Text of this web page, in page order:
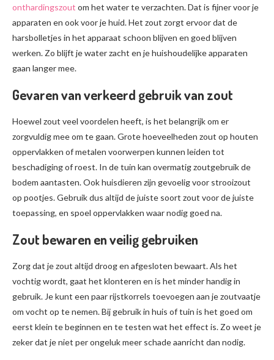
onthardingszout om het water te verzachten. Dat is fijner voor je
apparaten en ook voor je huid. Het zout zorgt ervoor dat de
harsbolletjes in het apparaat schoon blijven en goed blijven
werken. Zo blijft je water zacht en je huishoudelijke apparaten
gaan langer mee.
Gevaren van verkeerd gebruik van zout
Hoewel zout veel voordelen heeft, is het belangrijk om er
zorgvuldig mee om te gaan. Grote hoeveelheden zout op houten
oppervlakken of metalen voorwerpen kunnen leiden tot
beschadiging of roest. In de tuin kan overmatig zoutgebruik de
bodem aantasten. Ook huisdieren zijn gevoelig voor strooizout
op pootjes. Gebruik dus altijd de juiste soort zout voor de juiste
toepassing, en spoel oppervlakken waar nodig goed na.
Zout bewaren en veilig gebruiken
Zorg dat je zout altijd droog en afgesloten bewaart. Als het
vochtig wordt, gaat het klonteren en is het minder handig in
gebruik. Je kunt een paar rijstkorrels toevoegen aan je zoutvaatje
om vocht op te nemen. Bij gebruik in huis of tuin is het goed om
eerst klein te beginnen en te testen wat het effect is. Zo weet je
zeker dat je niet per ongeluk meer schade aanricht dan nodig.